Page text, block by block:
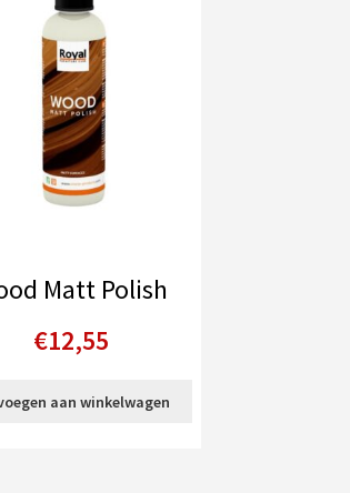
Matt Polish
€12,55
aan winkelwagen